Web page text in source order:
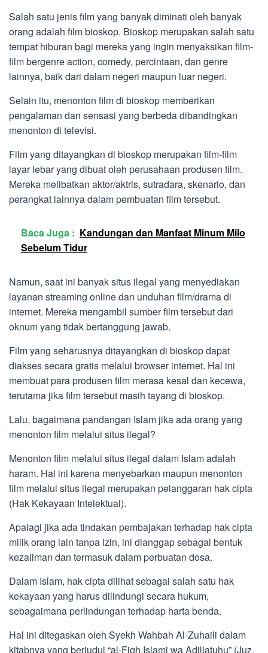
Salah satu jenis film yang banyak diminati oleh banyak
orang adalah film bioskop. Bioskop merupakan salah satu
tempat hiburan bagi mereka yang ingin menyaksikan film-
film bergenre action, comedy, percintaan, dan genre
lainnya, baik dari dalam negeri maupun luar negeri.
Selain itu, menonton film di bioskop memberikan
pengalaman dan sensasi yang berbeda dibandingkan
menonton di televisi.
Film yang ditayangkan di bioskop merupakan film-film
layar lebar yang dibuat oleh perusahaan produsen film.
Mereka melibatkan aktor/aktris, sutradara, skenario, dan
perangkat lainnya dalam pembuatan film tersebut.
Baca Juga : Kandungan dan Manfaat Minum Milo
Sebelum Tidur
Namun, saat ini banyak situs ilegal yang menyediakan
layanan streaming online dan unduhan film/drama di
internet. Mereka mengambil sumber film tersebut dari
oknum yang tidak bertanggung jawab.
Film yang seharusnya ditayangkan di bioskop dapat
diakses secara gratis melalui browser internet. Hal ini
membuat para produsen film merasa kesal dan kecewa,
terutama jika film tersebut masih tayang di bioskop.
Lalu, bagaimana pandangan Islam jika ada orang yang
menonton film melalui situs ilegal?
Menonton film melalui situs ilegal dalam Islam adalah
haram. Hal ini karena menyebarkan maupun menonton
film melalui situs ilegal merupakan pelanggaran hak cipta
(Hak Kekayaan Intelektual).
Apalagi jika ada tindakan pembajakan terhadap hak cipta
milik orang lain tanpa izin, ini dianggap sebagai bentuk
kezaliman dan termasuk dalam perbuatan dosa.
Dalam Islam, hak cipta dilihat sebagai salah satu hak
kekayaan yang harus dilindungi secara hukum,
sebagaimana perlindungan terhadap harta benda.
Hal ini ditegaskan oleh Syekh Wahbah Al-Zuhaili dalam
kitabnya yang berjudul “al-Fiqh Islami wa Adillatuhu” (Juz